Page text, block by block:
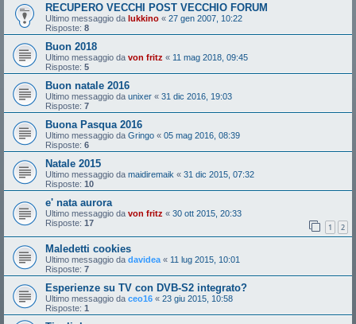
RECUPERO VECCHI POST VECCHIO FORUM
Ultimo messaggio da lukkino « 27 gen 2007, 10:22
Risposte: 8
Buon 2018
Ultimo messaggio da von fritz « 11 mag 2018, 09:45
Risposte: 5
Buon natale 2016
Ultimo messaggio da unixer « 31 dic 2016, 19:03
Risposte: 7
Buona Pasqua 2016
Ultimo messaggio da Gringo « 05 mag 2016, 08:39
Risposte: 6
Natale 2015
Ultimo messaggio da maidiremaik « 31 dic 2015, 07:32
Risposte: 10
e' nata aurora
Ultimo messaggio da von fritz « 30 ott 2015, 20:33
Risposte: 17 1 2
Maledetti cookies
Ultimo messaggio da davidea « 11 lug 2015, 10:01
Risposte: 7
Esperienze su TV con DVB-S2 integrato?
Ultimo messaggio da ceo16 « 23 giu 2015, 10:58
Risposte: 1